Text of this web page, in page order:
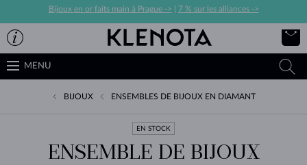
Bijoux en or faits main à Prague -> 7 % sur les alliances ->
MENU
BIJOUX ENSEMBLES DE BIJOUX EN DIAMANT
EN STOCK
ENSEMBLE DE BIJOUX